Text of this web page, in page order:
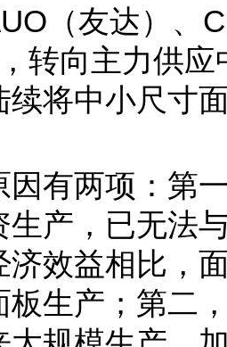
（友达）、
转向主力供
续将中小尺寸
两项：第一
生产，已无法
济效益相比，
板生产；第二